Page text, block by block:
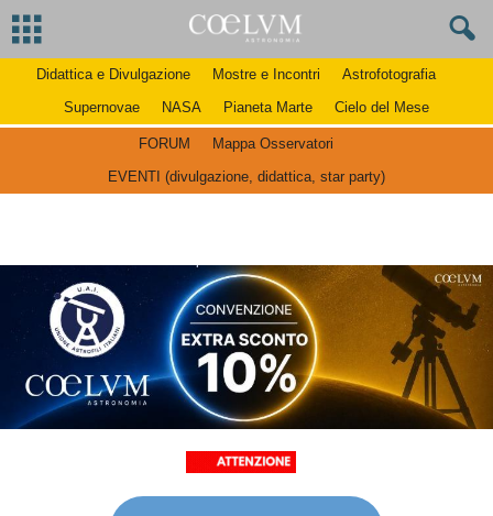
Didattica e Divulgazione Mostre e Incontri
Astrofotografia
Supernovae
NASA Pianeta Marte Cielo del Mese
FORUM
Mappa Osservatori
EVENTI (divulgazione, didattica, star party)